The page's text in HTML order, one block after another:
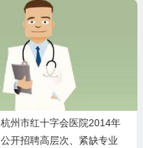
杭州市红十字会医院2014年
公开招聘高层次、紧缺专业